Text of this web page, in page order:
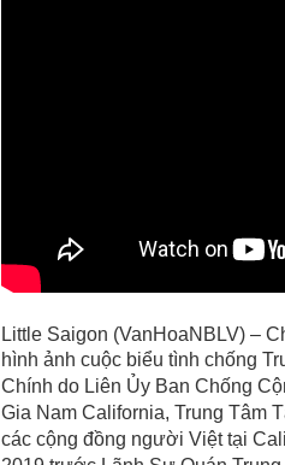
Little Saigon (VanHoaNBLV) –
hình ảnh cuộc biểu tình chống
Chính do Liên Ủy Ban Chống
Gia Nam California, Trung Tâm
các cộng đồng người Việt tại